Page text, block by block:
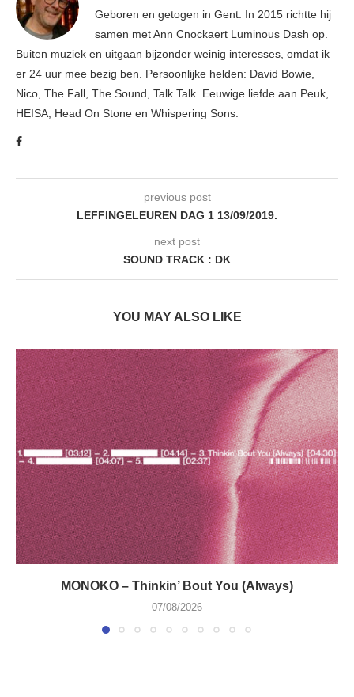
Geboren en getogen in Gent. In 2015 richtte hij
samen met Ann Cnockaert Luminous Dash op.
Buiten muziek en uitgaan bijzonder weinig interesses, omdat ik
er 24 uur mee bezig ben. Persoonlijke helden: David Bowie,
Nico, The Fall, The Sound, Talk Talk. Eeuwige liefde aan Peuk,
HEISA, Head On Stone en Whispering Sons.
previous post
LEFFINGELEUREN DAG 1 13/09/2019.
next post
SOUND TRACK : DK
YOU MAY ALSO LIKE
MONOKO – Thinkin’ Bout You (Always)
07/08/2026